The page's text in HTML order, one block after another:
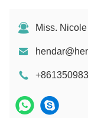
Miss.